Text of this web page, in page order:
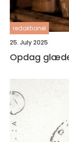
redaktionel
25. July 2025
Opdag